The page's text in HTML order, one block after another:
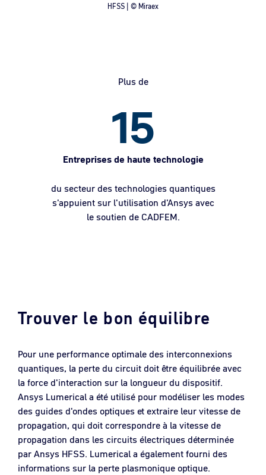
HFSS | © Miraex
Plus de
15
Entreprises de haute technologie
du secteur des technologies quantiques
s'appuient sur l'utilisation d'Ansys avec
le soutien de CADFEM.
Trouver le bon équilibre
Pour une performance optimale des interconnexions
quantiques, la perte du circuit doit être équilibrée avec
la force d'interaction sur la longueur du dispositif.
Ansys Lumerical a été utilisé pour modéliser les modes
des guides d'ondes optiques et extraire leur vitesse de
propagation, qui doit correspondre à la vitesse de
propagation dans les circuits électriques déterminée
par Ansys HFSS. Lumerical a également fourni des
informations sur la perte plasmonique optique.